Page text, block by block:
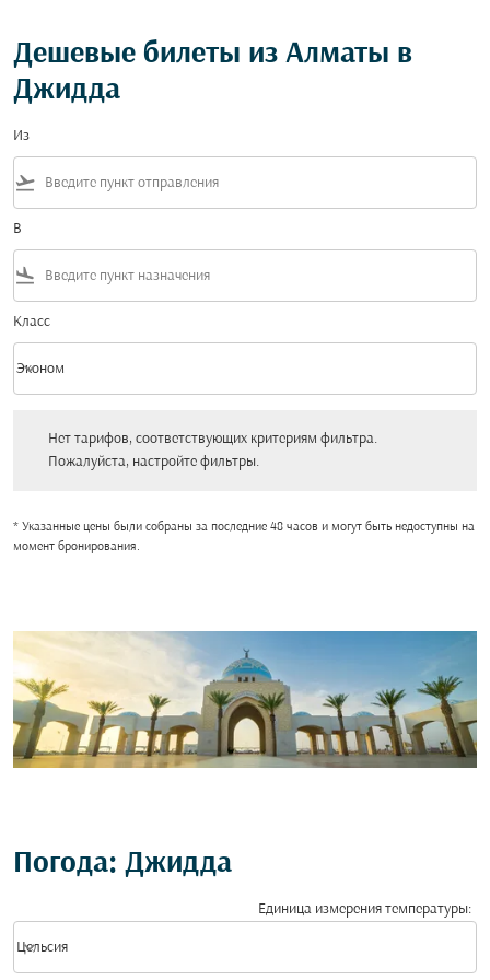
Дешевые билеты из Алматы в
Джидда
Из
flight_takeoff
В
flight_land
Класс
Класс option Эконом Selected
Эконом
keyboard_arrow_down
Нет тарифов, соответствующих критериям фильтра.
Пожалуйста, настройте фильтры.
* Указанные цены были собраны за последние 48 часов и могут быть недоступны на
момент бронирования.
Погода: Джидда
Единица измерения температуры:
Цельсия
keyboard_arrow_down